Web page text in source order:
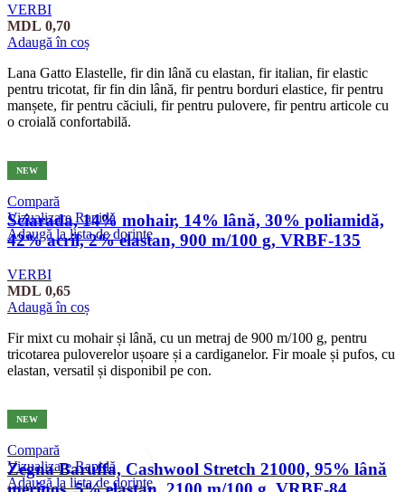
VERBI
MDL 0,70
Adaugă în coș
Lana Gatto Elastelle, fir din lână cu elastan, fir italian, fir elastic
pentru tricotat, fir fin din lână, fir pentru borduri elastice, fir pentru
manșete, fir pentru căciuli, fir pentru pulovere, fir pentru articole cu
o croială confortabilă.
NEW
Compară
Vizualizare Rapidă
Adaugă la lista de dorințe
Sciarada, 14% mohair, 14% lână, 30% poliamidă,
42% acril, 2% elastan, 900 m/100 g, VRBF-135
VERBI
MDL 0,65
Adaugă în coș
Fir mixt cu mohair și lână, cu un metraj de 900 m/100 g, pentru
tricotarea puloverelor ușoare și a cardiganelor. Fir moale și pufos, cu
elastan, versatil și disponibil pe con.
NEW
Compară
Vizualizare Rapidă
Adaugă la lista de dorințe
Zegna Baruffa, Cashwool Stretch 21000, 95% lână